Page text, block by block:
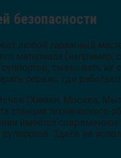
безопасности
любой гаражный
материала
смазывать их
сервис, где
(Химки, Москва,
технического
имеется
Здесь не